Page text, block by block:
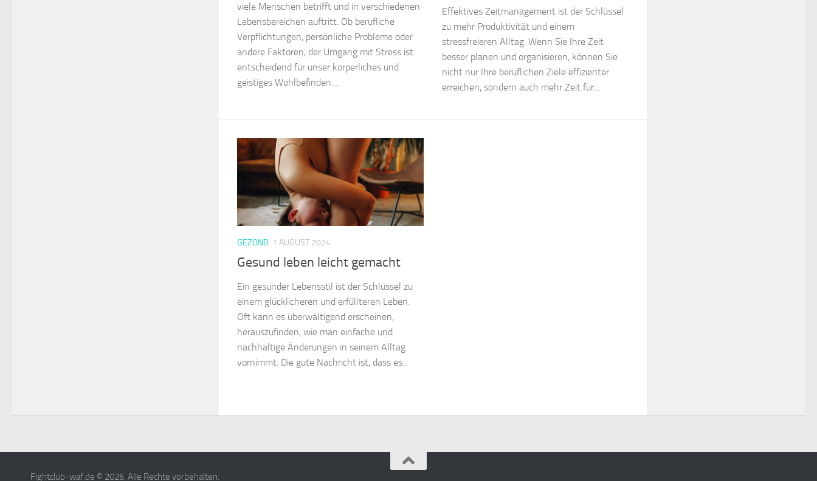
viele Menschen betrifft und in verschiedenen
Lebensbereichen auftritt. Ob berufliche
Verpflichtungen, persönliche Probleme oder
andere Faktoren, der Umgang mit Stress ist
entscheidend für unser körperliches und
geistiges Wohlbefinden....
Effektives Zeitmanagement ist der Schlüssel
zu mehr Produktivität und einem
stressfreieren Alltag. Wenn Sie Ihre Zeit
besser planen und organisieren, können Sie
nicht nur Ihre beruflichen Ziele effizienter
erreichen, sondern auch mehr Zeit für...
GEZOND 1 AUGUST 2024
Gesund leben leicht gemacht
Ein gesunder Lebensstil ist der Schlüssel zu
einem glücklicheren und erfüllteren Leben.
Oft kann es überwältigend erscheinen,
herauszufinden, wie man einfache und
nachhaltige Änderungen in seinem Alltag
vornimmt. Die gute Nachricht ist, dass es...
Fightclub-waf.de © 2026. Alle Rechte vorbehalten.